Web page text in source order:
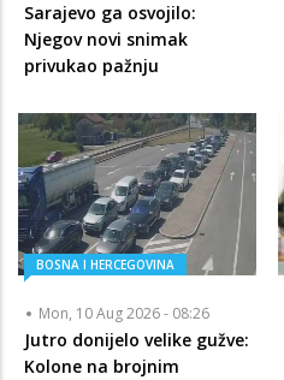
Sarajevo ga osvojilo:
Njegov novi snimak
privukao pažnju
BOSNA I HERCEGOVINA
Mon, 10 Aug 2026 - 08:26
Jutro donijelo velike gužve:
Kolone na brojnim